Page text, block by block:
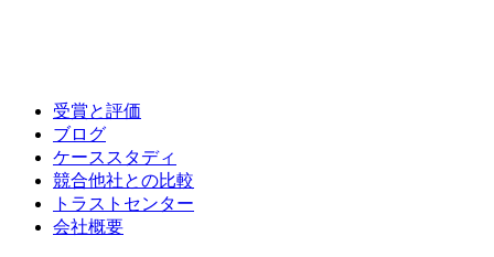
受賞と評価
ブログ
ケーススタディ
競合他社との比較
トラストセンター
会社概要